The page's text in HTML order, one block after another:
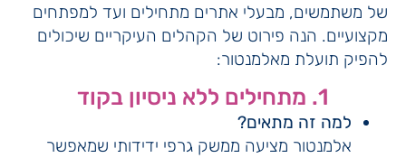
של משתמשים, מבעלי אתרים מתחילים ועד למפתחים
מקצועיים. הנה פירוט של הקהלים העיקריים שיכולים
להפיק תועלת מאלמנטור:
1. מתחילים ללא ניסיון בקוד
למה זה מתאים?
אלמנטור מציעה ממשק גרפי ידידותי שמאפשר